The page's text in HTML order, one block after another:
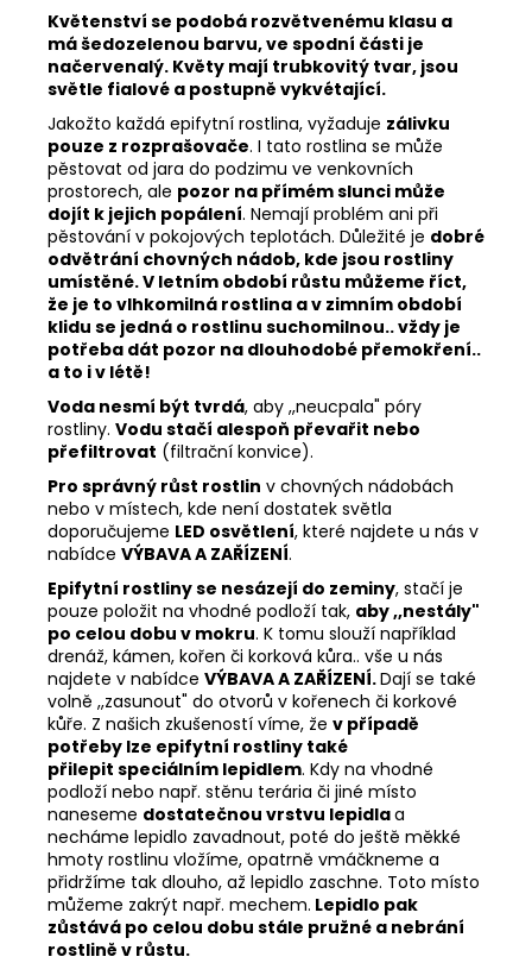
Květenství se podobá rozvětvenému klasu a
má šedozelenou barvu, ve spodní části je
načervenalý. Květy mají trubkovitý tvar, jsou
světle fialové a postupně vykvétající.
Jakožto každá epifytní rostlina, vyžaduje zálivku
pouze z rozprašovače. I tato rostlina se může
pěstovat od jara do podzimu ve venkovních
prostorech, ale pozor na přímém slunci může
dojít k jejich popálení. Nemají problém ani při
pěstování v pokojových teplotách. Důležité je dobré
odvětrání chovných nádob, kde jsou rostliny
umístěné. V letním období růstu můžeme říct,
že je to vlhkomilná rostlina a v zimním období
klidu se jedná o rostlinu suchomilnou.. vždy je
potřeba dát pozor na dlouhodobé přemokření..
a to i v létě!
Voda nesmí být tvrdá, aby ,,neucpala" póry
rostliny. Vodu stačí alespoň převařit nebo
přefiltrovat (filtrační konvice).
Pro správný růst rostlin v chovných nádobách
nebo v místech, kde není dostatek světla
doporučujeme LED osvětlení, které najdete u nás v
nabídce VÝBAVA A ZAŘÍZENÍ.
Epifytní rostliny se nesázejí do zeminy, stačí je
pouze položit na vhodné podloží tak, aby ,,nestály"
po celou dobu v mokru. K tomu slouží například
drenáž, kámen, kořen či korková kůra.. vše u nás
najdete v nabídce VÝBAVA A ZAŘÍZENÍ.Dají se také
volně ,,zasunout" do otvorů v kořenech či korkové
kůře. Z našich zkušeností víme, že v případě
potřeby lze epifytní rostliny také
přilepit speciálním lepidlem. Kdy na vhodné
podloží nebo např. stěnu terária či jiné místo
naneseme dostatečnou vrstvu lepidlaa
necháme lepidlo zavadnout, poté do ještě měkké
hmoty rostlinu vložíme, opatrně vmáčkneme a
přidržíme tak dlouho, až lepidlo zaschne. Toto místo
můžeme zakrýt např. mechem. Lepidlo pak
zůstává po celou dobu stále pružné a nebrání
rostlině v růstu.